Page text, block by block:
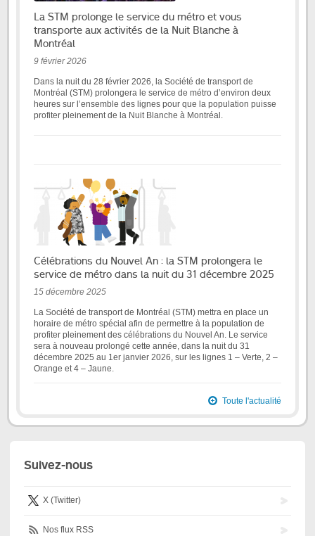
La STM prolonge le service du métro et vous
transporte aux activités de la Nuit Blanche à
Montréal
9 février 2026
Dans la nuit du 28 février 2026, la Société de transport de
Montréal (STM) prolongera le service de métro d’environ deux
heures sur l’ensemble des lignes pour que la population puisse
profiter pleinement de la Nuit Blanche à Montréal.
Célébrations du Nouvel An : la STM prolongera le
service de métro dans la nuit du 31 décembre 2025
15 décembre 2025
La Société de transport de Montréal (STM) mettra en place un
horaire de métro spécial afin de permettre à la population de
profiter pleinement des célébrations du Nouvel An. Le service
sera à nouveau prolongé cette année, dans la nuit du 31
décembre 2025 au 1er janvier 2026, sur les lignes 1 – Verte, 2 –
Orange et 4 – Jaune.
Toute l'actualité
Suivez-nous
X (Twitter)
Nos flux RSS